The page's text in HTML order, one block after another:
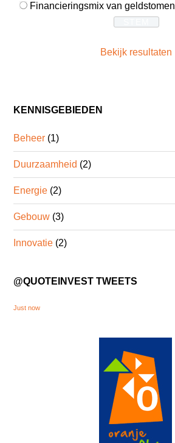
Financieringsmix van geldstomen
Bekijk resultaten
KENNISGEBIEDEN
Beheer (1)
Duurzaamheid (2)
Energie (2)
Gebouw (3)
Innovatie (2)
@QUOTEINVEST TWEETS
Just now